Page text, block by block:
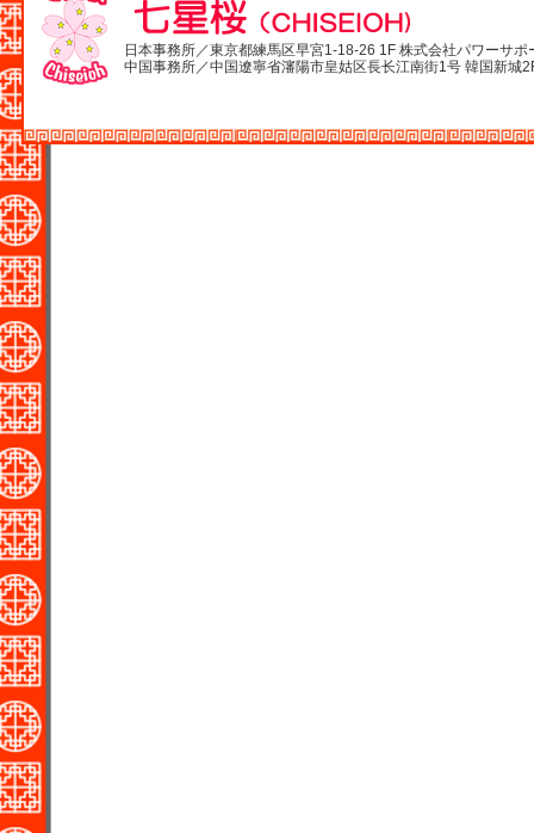
日本事務所／東京都練馬区早宮1-18-26 1F 株式会社パワーサポ
中国事務所／中国遼寧省瀋陽市皇姑区長长江南街1号 韓国新城